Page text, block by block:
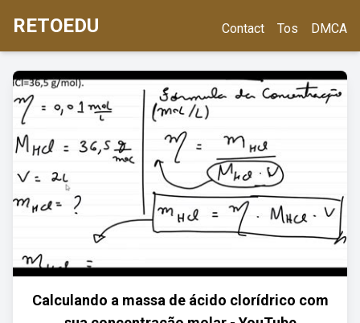
RETOEDU Contact Tos DMCA
Calculando a massa de ácido clorídrico com